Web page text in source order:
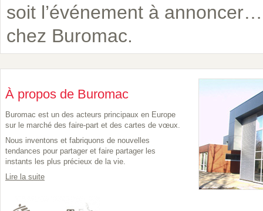
soit l’événement à
chez Buromac.
À propos de Buromac
Buromac est un des acteurs principaux en Europe
sur le marché des faire-part et des cartes de vœux.
Nous inventons et fabriquons de nouvelles
tendances pour partager et faire partager les
instants les plus précieux de la vie.
Lire la suite